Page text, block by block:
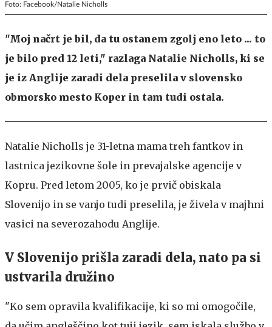
Foto: Facebook/Natalie Nicholls
"Moj načrt je bil, da tu ostanem zgolj eno leto ... to
je bilo pred 12 leti," razlaga Natalie Nicholls, ki se
je iz Anglije zaradi dela preselila v slovensko
obmorsko mesto Koper in tam tudi ostala.
Natalie Nicholls je 31-letna mama treh fantkov in
lastnica jezikovne šole in prevajalske agencije v
Kopru. Pred letom 2005, ko je prvič obiskala
Slovenijo in se vanjo tudi preselila, je živela v majhni
vasici na severozahodu Anglije.
V Slovenijo prišla zaradi dela, nato pa si
ustvarila družino
"Ko sem opravila kvalifikacije, ki so mi omogočile,